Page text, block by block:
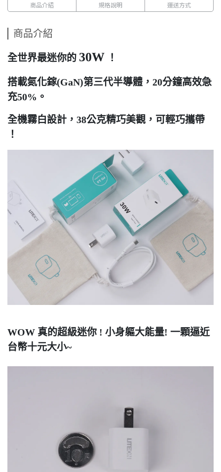
商品介紹 規格說明 運送方式
商品介紹
全世界最迷你的 30W ！
搭載氮化鎵(GaN)第三代半導體，20分鐘高效急
充50%。
全機霧白設計，38公克精巧美觀，可輕巧攜帶
！
WOW 真的超級迷你 ! 小身軀大能量! 一顆逼近
台幣十元大小~